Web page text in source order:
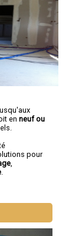
en neuf ou
pour